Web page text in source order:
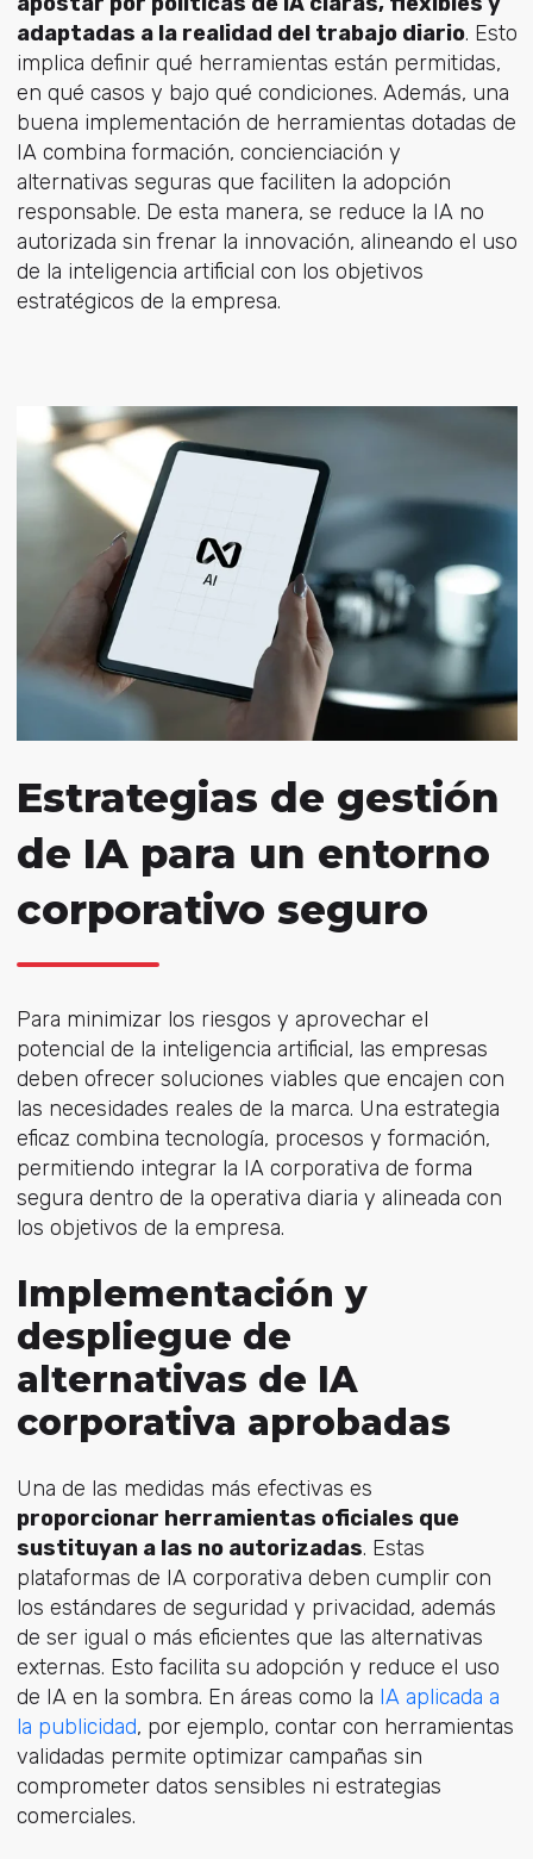
adaptadas a la realidad del trabajo diario. Esto
implica definir qué herramientas están permitidas,
en qué casos y bajo qué condiciones. Además, una
buena implementación de herramientas dotadas de
IA combina formación, concienciación y
alternativas seguras que faciliten la adopción
responsable. De esta manera, se reduce la IA no
autorizada sin frenar la innovación, alineando el uso
de la inteligencia artificial con los objetivos
estratégicos de la empresa.
Estrategias de gestión
de IA para un entorno
corporativo seguro
Para minimizar los riesgos y aprovechar el
potencial de la inteligencia artificial, las empresas
deben ofrecer soluciones viables que encajen con
las necesidades reales de la marca. Una estrategia
eficaz combina tecnología, procesos y formación,
permitiendo integrar la IA corporativa de forma
segura dentro de la operativa diaria y alineada con
los objetivos de la empresa.
Implementación y
despliegue de
alternativas de IA
corporativa aprobadas
Una de las medidas más efectivas es
proporcionar herramientas oficiales que
sustituyan a las no autorizadas. Estas
plataformas de IA corporativa deben cumplir con
los estándares de seguridad y privacidad, además
de ser igual o más eficientes que las alternativas
externas. Esto facilita su adopción y reduce el uso
de IA en la sombra. En áreas como la IA aplicada a
la publicidad, por ejemplo, contar con herramientas
validadas permite optimizar campañas sin
comprometer datos sensibles ni estrategias
comerciales.